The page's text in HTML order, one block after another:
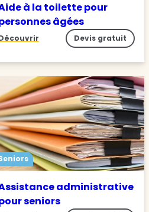
à la toilette pour
âgées
Devis gratuit
administrative
seniors